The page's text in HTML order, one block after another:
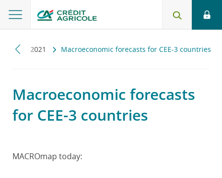
2021 Macroeconomic forecasts for CEE-3 countries
Macroeconomic forecasts
for CEE-3 countries
MACROmap today: